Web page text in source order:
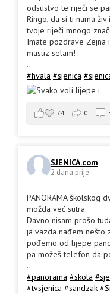
odsustvo te riječi se
Ringo, da si ti nama
tvoje riječi mnogo
Imate pozdrave Zejna
masuz selam!
.
#hvala #sjenica
74 0
SJENICA.com
2 dana prije
PANORAMA školskog
možda već sutra.
Davno nisam prošo
ja vazda nađem nešto
pođemo od lijepe
pa možeš telefon da
.
#panorama #skola
#tvsjenica #sandzak